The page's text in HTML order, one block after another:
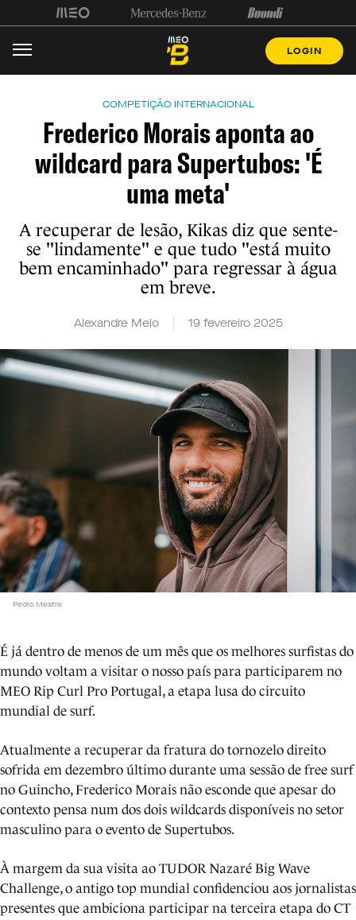
LOGIN
COMPETIÇÃO INTERNACIONAL
Frederico Morais aponta ao
wildcard para Supertubos: 'É
uma meta'
A recuperar de lesão, Kikas diz que sente-
se "lindamente" e que tudo "está muito
bem encaminhado" para regressar à água
em breve.
Alexandre Melo 19 fevereiro 2025
Pedro Mestre
É já dentro de menos de um mês que os melhores surfistas do
mundo voltam a visitar o nosso país para participarem no
MEO Rip Curl Pro Portugal, a etapa lusa do circuito
mundial de surf.
Atualmente a recuperar da fratura do tornozelo direito
sofrida em dezembro último durante uma sessão de free surf
no Guincho, Frederico Morais não esconde que apesar do
contexto pensa num dos dois wildcards disponíveis no setor
masculino para o evento de Supertubos.
À margem da sua visita ao TUDOR Nazaré Big Wave
Challenge, o antigo top mundial confidenciou aos jornalistas
presentes que ambiciona participar na terceira etapa do CT